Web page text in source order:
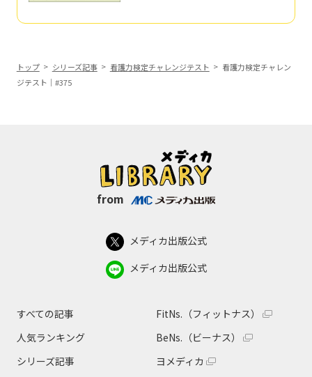
トップ シリーズ記事 看護力検定チャレンジテスト
看護力検定チャレン
ジテスト｜#375
from
メディカ出版公式
メディカ出版公式
すべての記事
人気ランキング
シリーズ記事
FitNs.（フィットナス）
BeNs.（ビーナス）
ヨメディカ